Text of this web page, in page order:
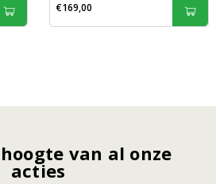
€169,00
van al onze
acties